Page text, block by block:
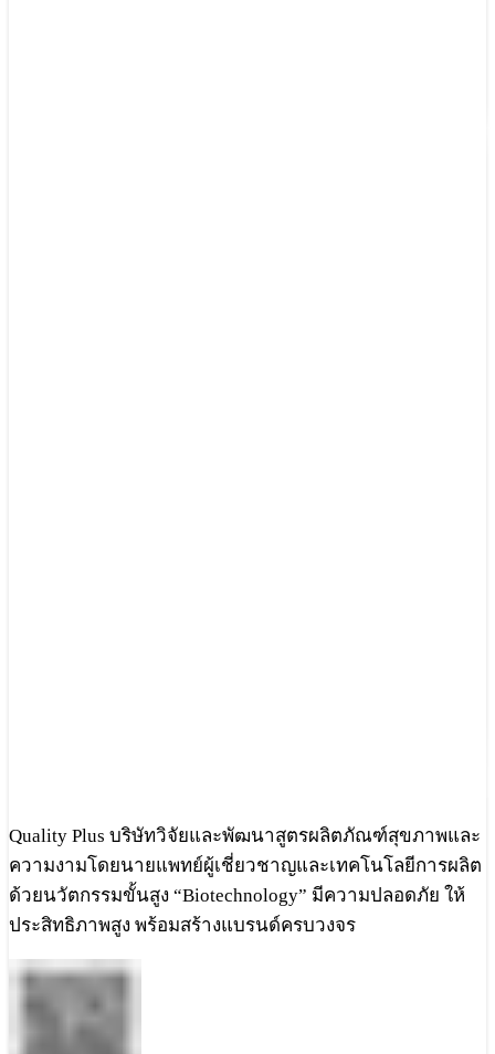
Quality Plus บริษัทวิจัยและพัฒนาสูตรผลิตภัณฑ์สุขภาพและ
ความงามโดยนายแพทย์ผู้เชี่ยวชาญและเทคโนโลยีการผลิต
ด้วยนวัตกรรมขั้นสูง “Biotechnology” มีความปลอดภัย ให้
ประสิทธิภาพสูง พร้อมสร้างแบรนด์ครบวงจร